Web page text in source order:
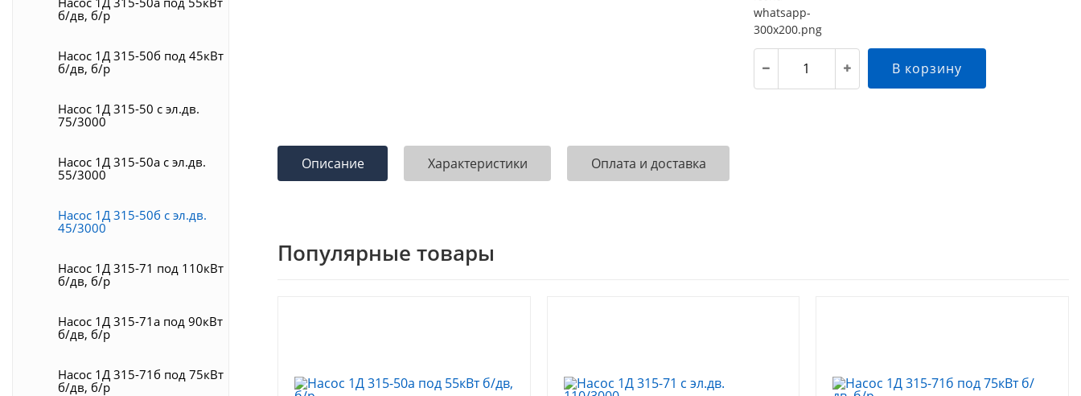
б/дв, б/р
Насос 1Д 315-50б под 45кВт
б/дв, б/р
Насос 1Д 315-50 с эл.дв.
75/3000
Насос 1Д 315-50а с эл.дв.
55/3000
Насос 1Д 315-50б с эл.дв.
45/3000
Насос 1Д 315-71 под 110кВт
б/дв, б/р
Насос 1Д 315-71а под 90кВт
б/дв, б/р
Насос 1Д 315-71б под 75кВт
б/дв, б/р
В корзину
Описание Характеристики Оплата и доставка
Популярные товары